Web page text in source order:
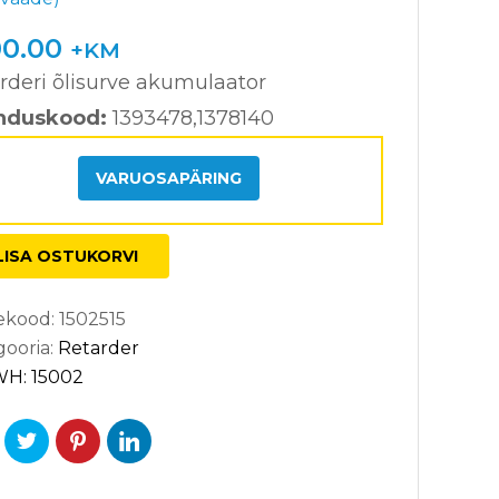
/5 +KM
õlisurve akumulaator
1393478,1378140
VARUOSAPÄRING
OSTUKORVI
1502515
Retarder
15002